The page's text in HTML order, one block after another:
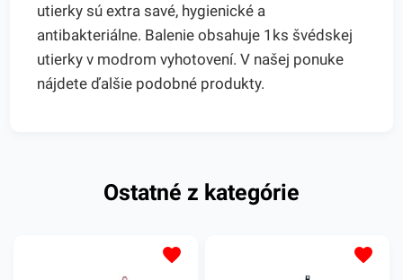
utierky sú extra savé, hygienické a
antibakteriálne. Balenie obsahuje 1ks švédskej
utierky v modrom vyhotovení. V našej ponuke
nájdete ďalšie podobné produkty.
Ostatné z kategórie